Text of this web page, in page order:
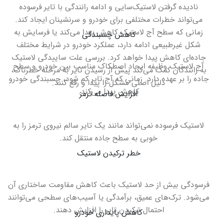
نادیده گرفتن لاستیک‌سایی و ادامه رانندگی با تایر فرسوده
می‌تواند خطرات مختلفی برای خودرو و سرنشینان ایجاد کند.
زمانی که سطح آج لاستیک کاهش پیدا می‌کند یا فرسایش به
شکل غیرطبیعی ادامه دارد، عملکرد خودرو در شرایط مختلف
جاده‌ای کاهش پیدا خواهد کرد. بررسی علت ساییدگی لاستیک
به رانندگان کمک می‌کند پیش از رسیدن تایر به مرحله خطرناک،
دلیل اصلی مشکل را پیدا و رفع کنند.
کاهش چسبندگی
آج لاستیک وظیفه ایجاد اصطکاک مناسب بین خودرو و سطح
جاده را بر عهده دارد. زمانی که آج تایر کم شود، چسبندگی خودرو
کاهش پیدا می‌کند.افزایش فاصله ترمز
لاستیک فرسوده نمی‌تواند مانند یک تایر سالم نیروی ترمز را به
خوبی به سطح جاده منتقل کند.
خطر ترکیدن لاستیک
فرسودگی بیش از حد لاستیک باعث کاهش مقاومت ساختاری آن
می‌شود. ترک‌های عمیق، برآمدگی یا آسیب‌های سطحی می‌توانند
احتمال ترکیدن تایر را افزایش دهند. کاهش پایداری خودرو